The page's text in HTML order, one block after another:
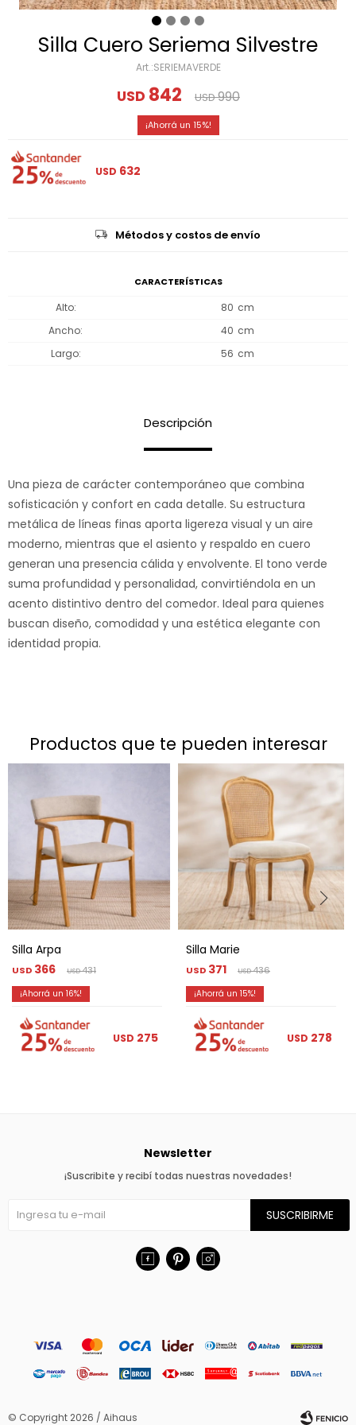
Silla Cuero Seriema Silvestre
SERIEMAVERDE
USD 842 USD990
15
USD 632
Métodos y costos de envío
CARACTERÍSTICAS
Alto
80
Ancho
40
Largo
56
Descripción
Una pieza de carácter contemporáneo que combina
sofisticación y confort en cada detalle. Su estructura
metálica de líneas finas aporta ligereza visual y un aire
moderno, mientras que el asiento y respaldo en cuero
generan una presencia cálida y envolvente. El tono verde
suma profundidad y personalidad, convirtiéndola en un
acento distintivo dentro del comedor. Ideal para quienes
buscan diseño, comodidad y una estética elegante con
identidad propia.
productos que te pueden interesar
Silla Arpa
USD 366 USD431
16
USD 275
Silla Marie
USD 371 USD436
15
USD 278
Newsletter
¡Suscribite y recibí todas nuestras novedades!
SUSCRIBIRME
  
© Copyright 2026 / Aihaus